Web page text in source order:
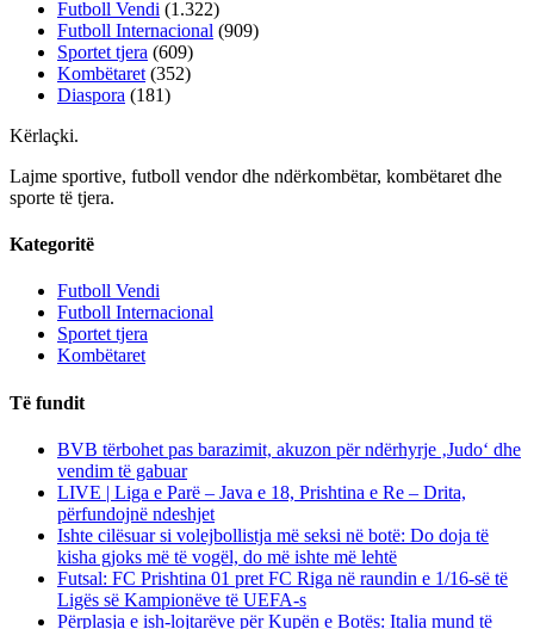
Futboll Vendi (1.322)
Futboll Internacional (909)
Sportet tjera (609)
Kombëtaret (352)
Diaspora (181)
Kërlaçki.
Lajme sportive, futboll vendor dhe ndërkombëtar, kombëtaret dhe
sporte të tjera.
Kategoritë
Futboll Vendi
Futboll Internacional
Sportet tjera
Kombëtaret
Të fundit
BVB tërbohet pas barazimit, akuzon për ndërhyrje ‚Judo‘ dhe
vendim të gabuar
LIVE | Liga e Parë – Java e 18, Prishtina e Re – Drita,
përfundojnë ndeshjet
Ishte cilësuar si volejbollistja më seksi në botë: Do doja të
kisha gjoks më të vogël, do më ishte më lehtë
Futsal: FC Prishtina 01 pret FC Riga në raundin e 1/16-së të
Ligës së Kampionëve të UEFA-s
Përplasja e ish-lojtarëve për Kupën e Botës: Italia mund të